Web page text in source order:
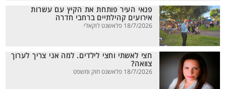
פנאי העיר פותחת את הקיץ עם עשרות
אירועים קהילתיים ברחבי חדרה
18/7/2026 פלאשנט לוקאלי
חצי לאשתי וחצי לילדים. למה אני צריך לערוך
צוואה?
18/7/2026 פלאשנט חוק ומשפט